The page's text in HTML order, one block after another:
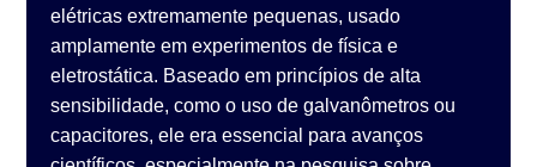
elétricas extremamente pequenas, usado
amplamente em experimentos de física e
eletrostática. Baseado em princípios de alta
sensibilidade, como o uso de galvanômetros ou
capacitores, ele era essencial para avanços